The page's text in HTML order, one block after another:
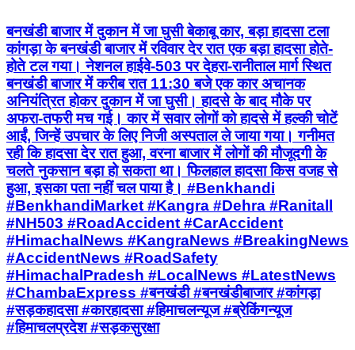
बनखंडी बाजार में दुकान में जा घुसी बेकाबू कार, बड़ा हादसा टला
कांगड़ा के बनखंडी बाजार में रविवार देर रात एक बड़ा हादसा होते-
होते टल गया। नेशनल हाईवे-503 पर देहरा-रानीताल मार्ग स्थित
बनखंडी बाजार में करीब रात 11:30 बजे एक कार अचानक
अनियंत्रित होकर दुकान में जा घुसी। हादसे के बाद मौके पर
अफरा-तफरी मच गई। कार में सवार लोगों को हादसे में हल्की चोटें
आईं, जिन्हें उपचार के लिए निजी अस्पताल ले जाया गया। गनीमत
रही कि हादसा देर रात हुआ, वरना बाजार में लोगों की मौजूदगी के
चलते नुकसान बड़ा हो सकता था। फिलहाल हादसा किस वजह से
हुआ, इसका पता नहीं चल पाया है। #Benkhandi
#BenkhandiMarket #Kangra #Dehra #Ranitall
#NH503 #RoadAccident #CarAccident
#HimachalNews #KangraNews #BreakingNews
#AccidentNews #RoadSafety
#HimachalPradesh #LocalNews #LatestNews
#ChambaExpress #बनखंडी #बनखंडीबाजार #कांगड़ा
#सड़कहादसा #कारहादसा #हिमाचलन्यूज #ब्रेकिंगन्यूज
#हिमाचलप्रदेश #सड़कसुरक्षा